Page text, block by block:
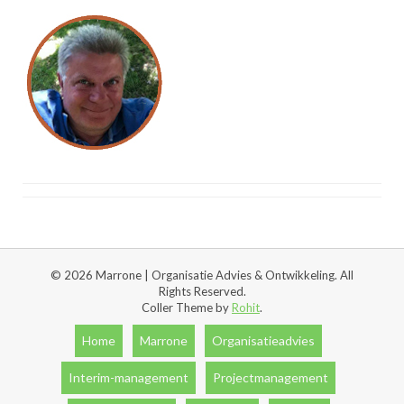
© 2026 Marrone | Organisatie Advies & Ontwikkeling. All
Rights Reserved.
Coller Theme byRohit.
Home Marrone Organisatieadvies
Interim-management Projectmanagement